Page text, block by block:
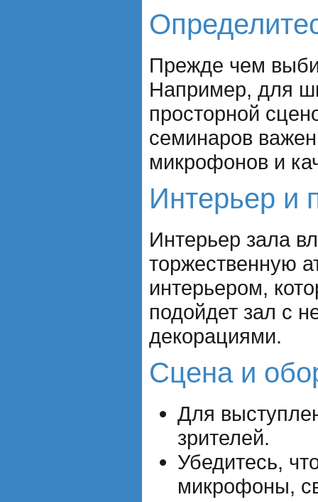
Прежде чем
Например, для
просторной
семинаров
микрофонов и
Интерьер и
Интерьер зала
торжественную
интерьером,
подойдет зал с
декорациями.
Сцена и
Для
зрителей.
Убедитесь,
микрофоны,